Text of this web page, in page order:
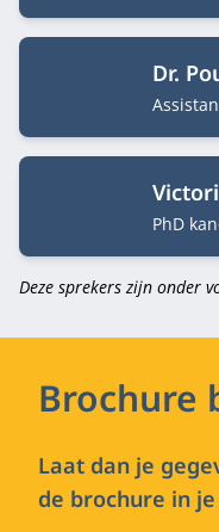
Dr.
PhD
Deze sprekers zijn onder
Brochure
Laat dan je
de brochure in